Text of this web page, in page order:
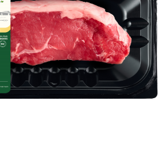
NHÚNG LẨU, MẺ,
TÁI CHANH NGON
HƠN, DỄ DÀNG
HƠN VỚI THỊT BÒ
TÁI PACOW
ĐUÔI BÒ HẦM
THUỐC BẮC NGON